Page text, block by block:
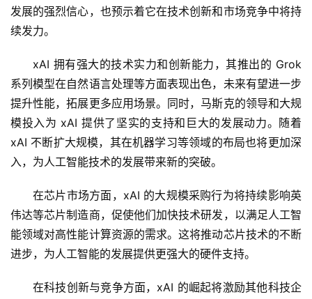
发展的强烈信心，也预示着它在技术创新和市场竞争中将持
续发力。
xAI 拥有强大的技术实力和创新能力，其推出的 Grok
系列模型在自然语言处理等方面表现出色，未来有望进一步
提升性能，拓展更多应用场景。同时，马斯克的领导和大规
模投入为 xAI 提供了坚实的支持和巨大的发展动力。随着
xAI 不断扩大规模，其在机器学习等领域的布局也将更加深
入，为人工智能技术的发展带来新的突破。
在芯片市场方面，xAI 的大规模采购行为将持续影响英
伟达等芯片制造商，促使他们加快技术研发，以满足人工智
能领域对高性能计算资源的需求。这将推动芯片技术的不断
进步，为人工智能的发展提供更强大的硬件支持。
在科技创新与竞争方面，xAI 的崛起将激励其他科技企